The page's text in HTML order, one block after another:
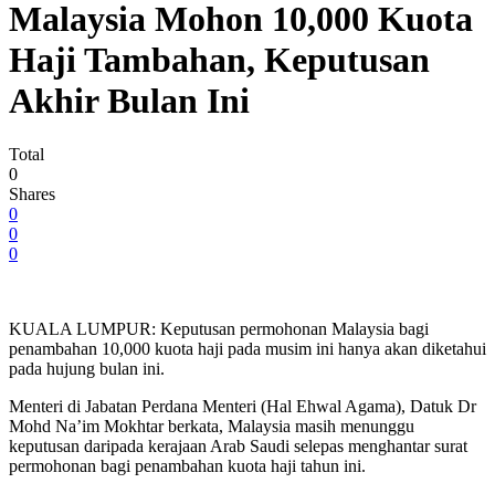
Malaysia Mohon 10,000 Kuota
Haji Tambahan, Keputusan
Akhir Bulan Ini
Total
0
Shares
0
0
0
KUALA LUMPUR: Keputusan permohonan Malaysia bagi
penambahan 10,000 kuota haji pada musim ini hanya akan diketahui
pada hujung bulan ini.
Menteri di Jabatan Perdana Menteri (Hal Ehwal Agama), Datuk Dr
Mohd Na’im Mokhtar berkata, Malaysia masih menunggu
keputusan daripada kerajaan Arab Saudi selepas menghantar surat
permohonan bagi penambahan kuota haji tahun ini.